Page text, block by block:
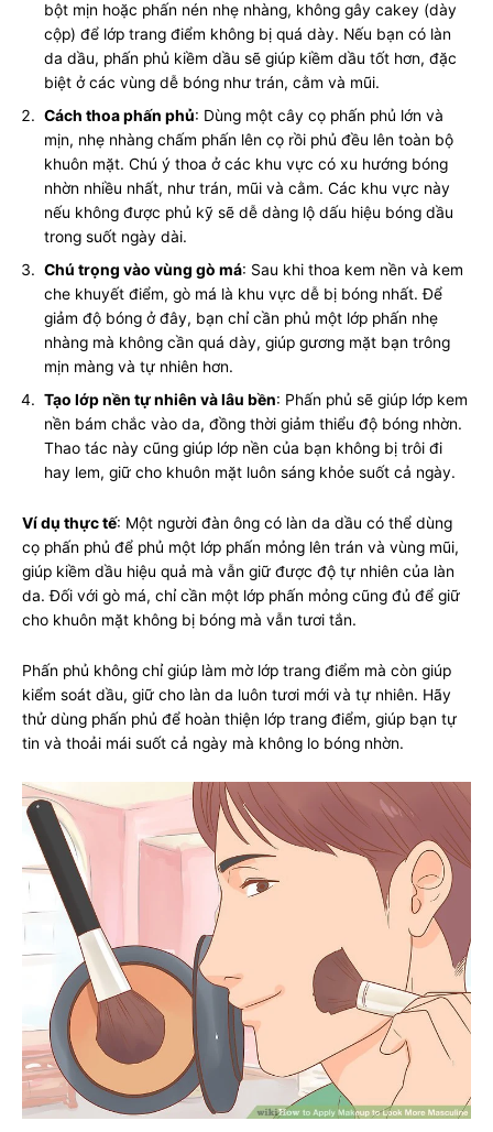
bột mịn hoặc phấn nén nhẹ nhàng, không gây cakey (dày
cộp) để lớp trang điểm không bị quá dày. Nếu bạn có làn
da dầu, phấn phủ kiềm dầu sẽ giúp kiềm dầu tốt hơn, đặc
biệt ở các vùng dễ bóng như trán, cằm và mũi.
Cách thoa phấn phủ: Dùng một cây cọ phấn phủ lớn và
mịn, nhẹ nhàng chấm phấn lên cọ rồi phủ đều lên toàn bộ
khuôn mặt. Chú ý thoa ở các khu vực có xu hướng bóng
nhờn nhiều nhất, như trán, mũi và cằm. Các khu vực này
nếu không được phủ kỹ sẽ dễ dàng lộ dấu hiệu bóng dầu
trong suốt ngày dài.
Chú trọng vào vùng gò má: Sau khi thoa kem nền và kem
che khuyết điểm, gò má là khu vực dễ bị bóng nhất. Để
giảm độ bóng ở đây, bạn chỉ cần phủ một lớp phấn nhẹ
nhàng mà không cần quá dày, giúp gương mặt bạn trông
mịn màng và tự nhiên hơn.
Tạo lớp nền tự nhiên và lâu bền: Phấn phủ sẽ giúp lớp kem
nền bám chắc vào da, đồng thời giảm thiểu độ bóng nhờn.
Thao tác này cũng giúp lớp nền của bạn không bị trôi đi
hay lem, giữ cho khuôn mặt luôn sáng khỏe suốt cả ngày.
Ví dụ thực tế: Một người đàn ông có làn da dầu có thể dùng
cọ phấn phủ để phủ một lớp phấn mỏng lên trán và vùng mũi,
giúp kiềm dầu hiệu quả mà vẫn giữ được độ tự nhiên của làn
da. Đối với gò má, chỉ cần một lớp phấn mỏng cũng đủ để giữ
cho khuôn mặt không bị bóng mà vẫn tươi tắn.
Phấn phủ không chỉ giúp làm mờ lớp trang điểm mà còn giúp
kiểm soát dầu, giữ cho làn da luôn tươi mới và tự nhiên. Hãy
thử dùng phấn phủ để hoàn thiện lớp trang điểm, giúp bạn tự
tin và thoải mái suốt cả ngày mà không lo bóng nhờn.